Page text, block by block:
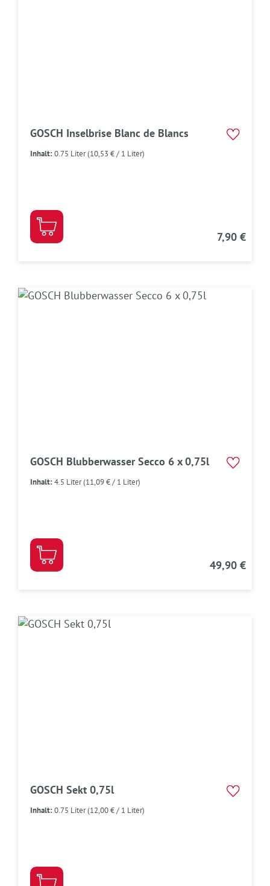
GOSCH Inselbrise Blanc de Blancs
Inhalt:0.75 Liter(10,53 € / 1 Liter)
7,90 €
GOSCH Blubberwasser Secco 6 x 0,75l
Inhalt:4.5 Liter(11,09 € / 1 Liter)
49,90 €
GOSCH Sekt 0,75l
Inhalt:0.75 Liter(12,00 € / 1 Liter)